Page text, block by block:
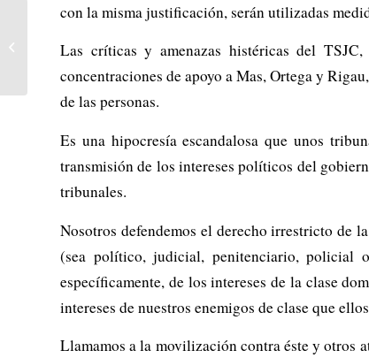
con la misma justificación, serán utilizadas
Las críticas y amenazas histéricas del
concentraciones de apoyo a Mas, Ortega y
de las personas.
Es una hipocresía escandalosa que unos
transmisión de los intereses políticos del
tribunales.
Nosotros defendemos el derecho irrestricto de
(sea político, judicial, penitenciario, policial
específicamente, de los intereses de la clase
intereses de nuestros enemigos de clase que
Llamamos a la movilización contra éste y otros
Argentina: Construir un
ir a por todo. El
candidato...